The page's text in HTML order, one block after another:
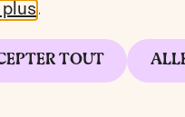
.
TOUT